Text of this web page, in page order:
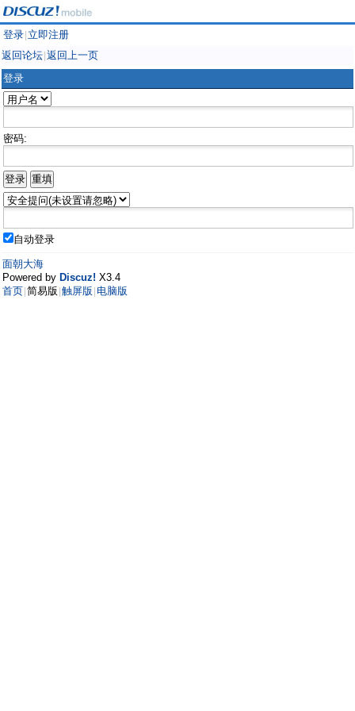
登录 立即注册
返回论坛 返回上一页
登录
密码:
自动登录
面朝大海
Powered by Discuz! X3.4
首页 简易版 触屏版 电脑版